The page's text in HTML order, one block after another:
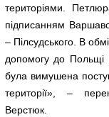
територіями.
підписанням
– Пілсудського. В
допомогу до Польщі
була вимушена
території», –
Верстюк.